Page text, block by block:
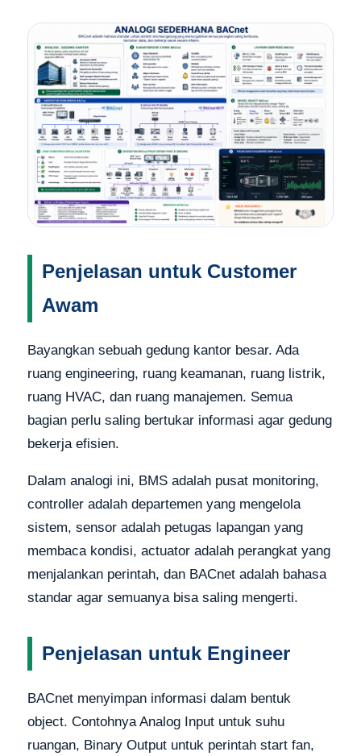
Penjelasan untuk Customer
Awam
Bayangkan sebuah gedung kantor besar. Ada
ruang engineering, ruang keamanan, ruang listrik,
ruang HVAC, dan ruang manajemen. Semua
bagian perlu saling bertukar informasi agar gedung
bekerja efisien.
Dalam analogi ini, BMS adalah pusat monitoring,
controller adalah departemen yang mengelola
sistem, sensor adalah petugas lapangan yang
membaca kondisi, actuator adalah perangkat yang
menjalankan perintah, dan BACnet adalah bahasa
standar agar semuanya bisa saling mengerti.
Penjelasan untuk Engineer
BACnet menyimpan informasi dalam bentuk
object. Contohnya Analog Input untuk suhu
ruangan, Binary Output untuk perintah start fan,